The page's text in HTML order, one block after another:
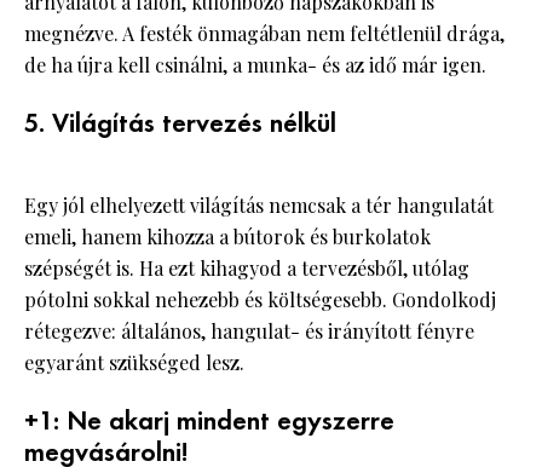
megnézve. A festék önmagában nem feltétlenül drága,
de ha újra kell csinálni, a munka- és az idő már igen.
5. Világítás tervezés nélkül
Egy jól elhelyezett világítás nemcsak a tér hangulatát
emeli, hanem kihozza a bútorok és burkolatok
szépségét is. Ha ezt kihagyod a tervezésből, utólag
pótolni sokkal nehezebb és költségesebb. Gondolkodj
rétegezve: általános, hangulat- és irányított fényre
egyaránt szükséged lesz.
+1: Ne akarj mindent egyszerre
megvásárolni!